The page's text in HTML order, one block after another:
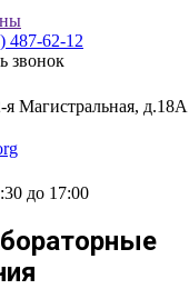
487-62-12
звонок
Магистральная, д.18А
до 17:00